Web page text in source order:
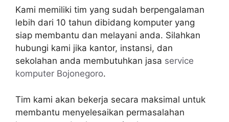
Kami memiliki tim yang sudah berpengalaman
lebih dari 10 tahun dibidang komputer yang
siap membantu dan melayani anda. Silahkan
hubungi kami jika kantor, instansi, dan
sekolahan anda membutuhkan jasa service
komputer Bojonegoro.
Tim kami akan bekerja secara maksimal untuk
membantu menyelesaikan permasalahan